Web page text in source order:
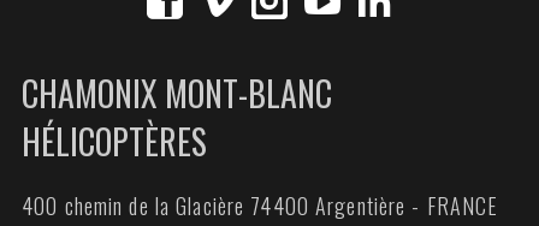
CHAMONIX MONT-BLANC
HÉLICOPTÈRES
400 chemin de la Glacière 74400 Argentière - FRANCE